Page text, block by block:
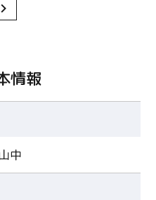
情報
中